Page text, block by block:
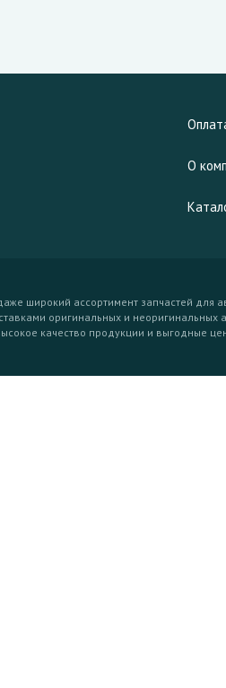
О
широкий ассортимент запчастей для
оригинальных и неоригинальных
качество продукции и выгодные